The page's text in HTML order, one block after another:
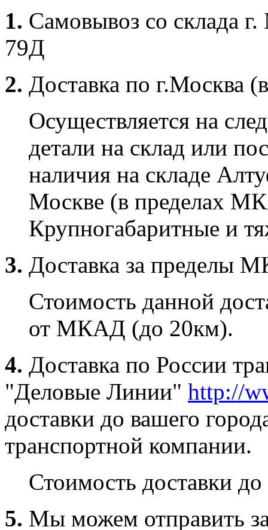
1. Самовывоз со склада
79Д
2. Доставка по г.Москва
Осуществляется на
детали на склад или
наличия на складе
Москве (в пределах
Крупногабаритные и
3. Доставка за пределы
Стоимость данной
от МКАД (до 20км).
4. Доставка по России
"Деловые Линии" http://
доставки до вашего
транспортной компании.
Стоимость доставки
5. Мы можем отправить